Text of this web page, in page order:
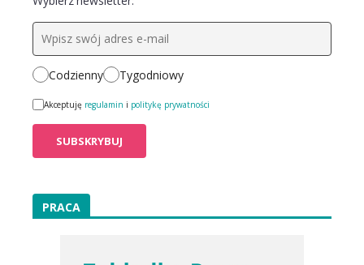
Codzienny Tygodniowy
Akceptuję regulamin i politykę prywatności
PRACA